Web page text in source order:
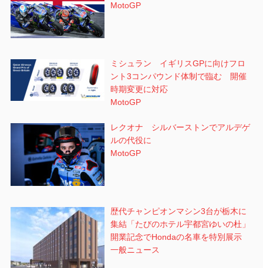
MotoGP
ミシュラン イギリスGPに向けフロ
ント3コンパウンド体制で臨む 開催
時期変更に対応
MotoGP
レクオナ シルバーストンでアルデゲ
ルの代役に
MotoGP
歴代チャンピオンマシン3台が栃木に
集結「たびのホテル宇都宮ゆいの杜」
開業記念でHondaの名車を特別展示
一般ニュース